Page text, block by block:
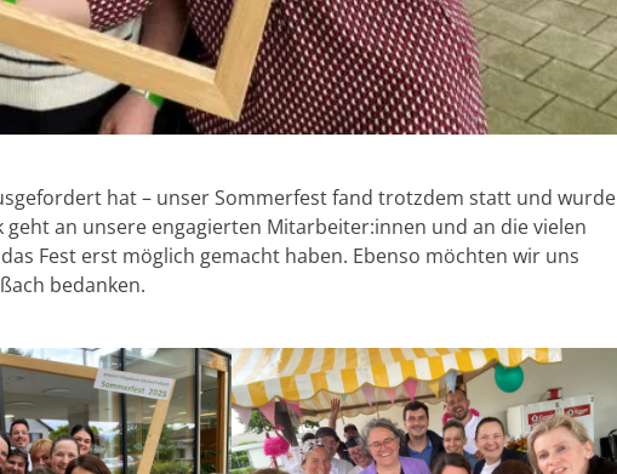
hat – unser Sommerfest fand trotzdem statt und wurde
an unsere engagierten Mitarbeiter:innen und an die vielen
Fest erst möglich gemacht haben. Ebenso möchten wir uns
bedanken.